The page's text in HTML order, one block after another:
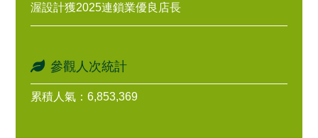
渥設計獲2025連鎖業優良店長
參觀人次統計
累積人氣：6,853,369